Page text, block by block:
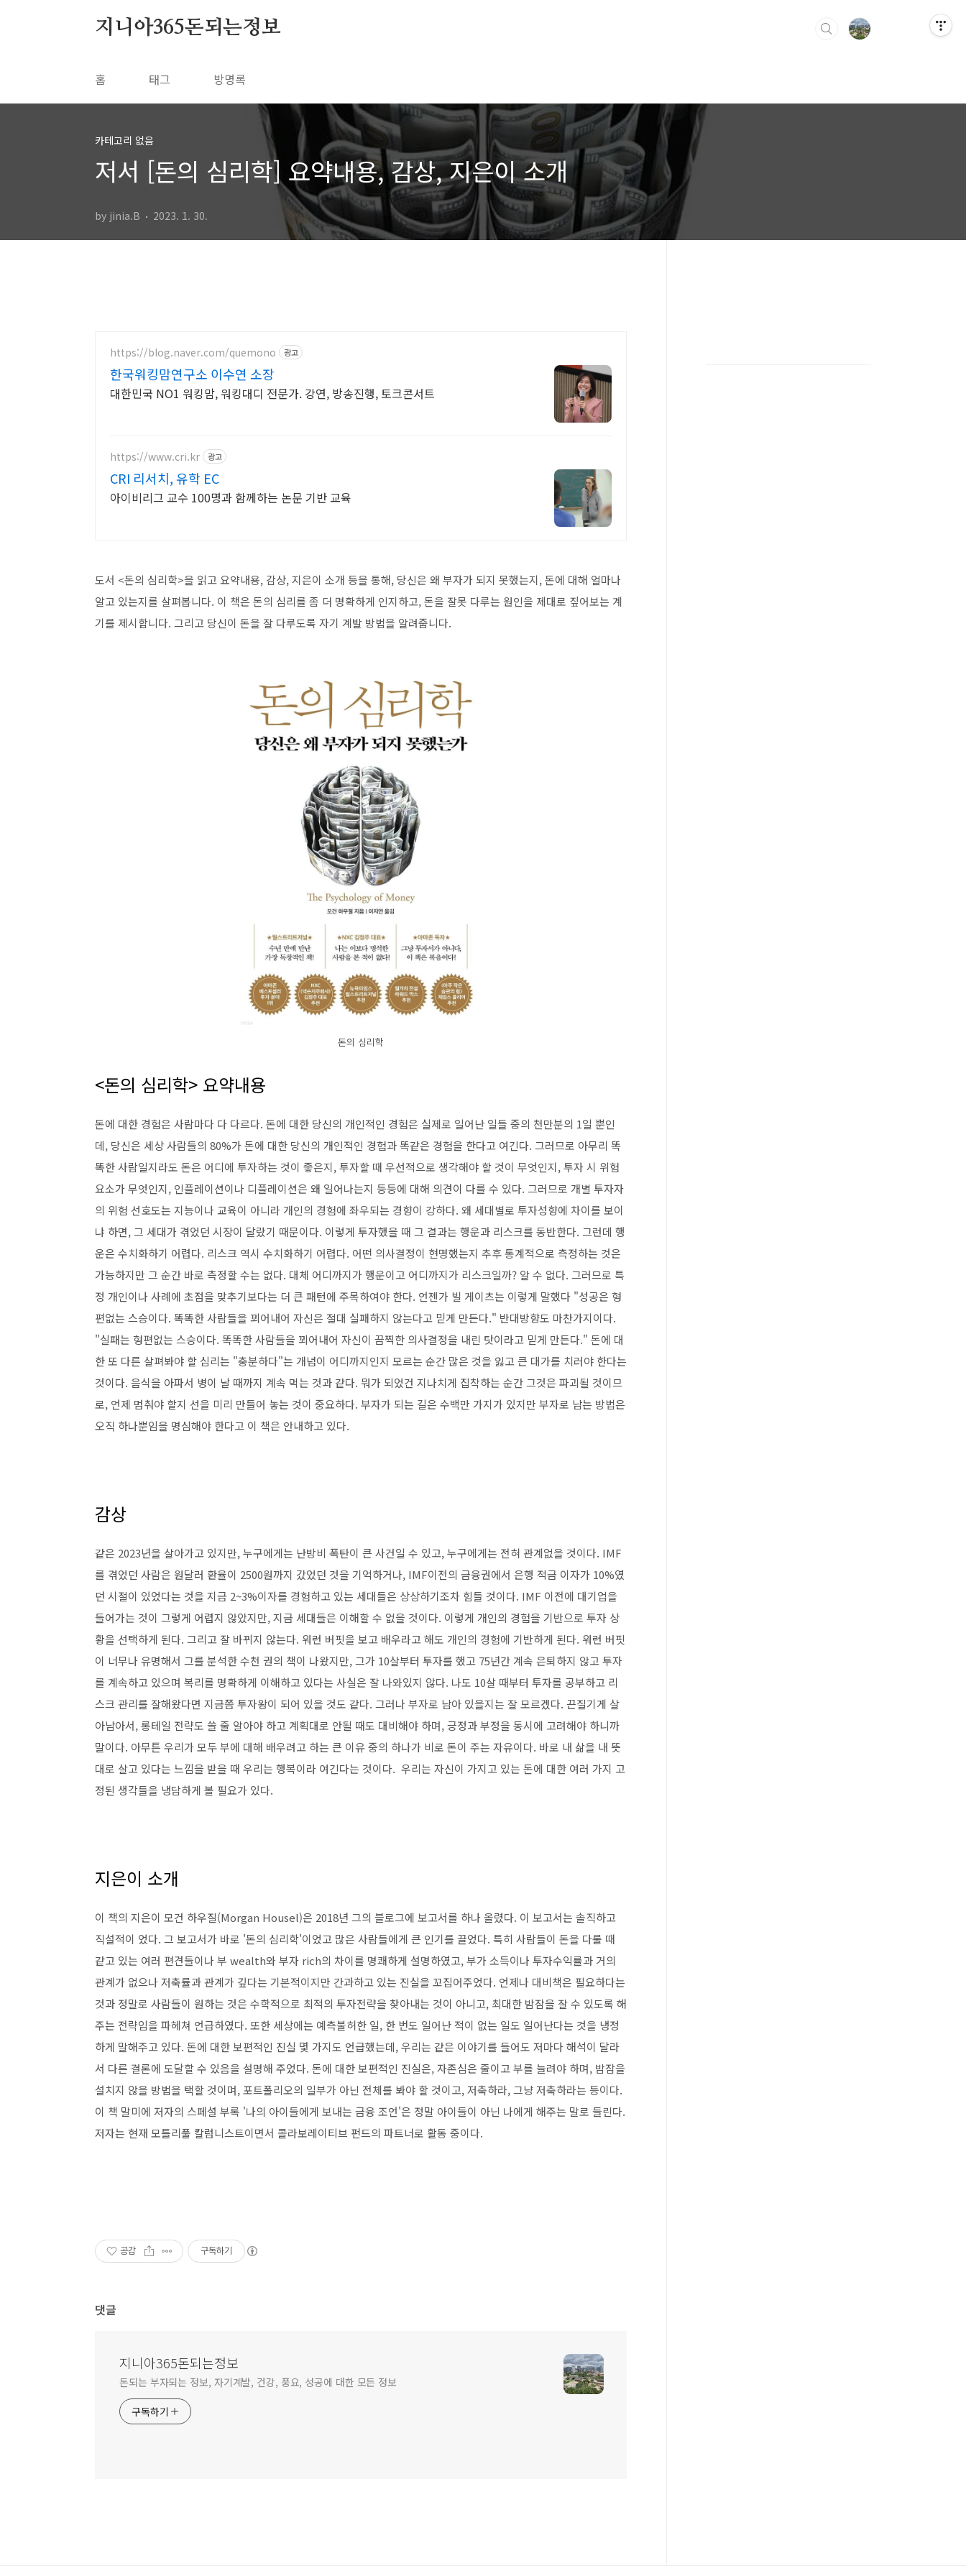
지니아365돈되는정보
홈 태그 방명록
카테고리 없음
저서 [돈의 심리학] 요약내용, 감상, 지은이 소개
by jinia.B 2023. 1. 30.
https://blog.naver.com/quemono 광고
한국워킹맘연구소 이수연 소장
대한민국 NO1 워킹맘, 워킹대디 전문가. 강연, 방송진행, 토크콘서트
https://www.cri.kr 광고
CRI 리서치, 유학 EC
아이비리그 교수 100명과 함께하는 논문 기반 교육
도서 <돈의 심리학>을 읽고 요약내용, 감상, 지은이 소개 등을 통해, 당신은 왜 부자가 되지 못했는지, 돈에 대해 얼마나
알고 있는지를 살펴봅니다. 이 책은 돈의 심리를 좀 더 명확하게 인지하고, 돈을 잘못 다루는 원인을 제대로 짚어보는 계
기를 제시합니다. 그리고 당신이 돈을 잘 다루도록 자기 계발 방법을 알려줍니다.
돈의 심리학
<돈의 심리학> 요약내용
돈에 대한 경험은 사람마다 다 다르다. 돈에 대한 당신의 개인적인 경험은 실제로 일어난 일들 중의 천만분의 1일 뿐인
데, 당신은 세상 사람들의 80%가 돈에 대한 당신의 개인적인 경험과 똑같은 경험을 한다고 여긴다. 그러므로 아무리 똑
똑한 사람일지라도 돈은 어디에 투자하는 것이 좋은지, 투자할 때 우선적으로 생각해야 할 것이 무엇인지, 투자 시 위험
요소가 무엇인지, 인플레이션이나 디플레이션은 왜 일어나는지 등등에 대해 의견이 다를 수 있다. 그러므로 개별 투자자
의 위험 선호도는 지능이나 교육이 아니라 개인의 경험에 좌우되는 경향이 강하다. 왜 세대별로 투자성향에 차이를 보이
냐 하면, 그 세대가 겪었던 시장이 달랐기 때문이다. 이렇게 투자했을 때 그 결과는 행운과 리스크를 동반한다. 그런데 행
운은 수치화하기 어렵다. 리스크 역시 수치화하기 어렵다. 어떤 의사결정이 현명했는지 추후 통계적으로 측정하는 것은
가능하지만 그 순간 바로 측정할 수는 없다. 대체 어디까지가 행운이고 어디까지가 리스크일까? 알 수 없다. 그러므로 특
정 개인이나 사례에 초점을 맞추기보다는 더 큰 패턴에 주목하여야 한다. 언젠가 빌 게이츠는 이렇게 말했다 "성공은 형
편없는 스승이다. 똑똑한 사람들을 꾀어내어 자신은 절대 실패하지 않는다고 믿게 만든다." 반대방향도 마찬가지이다.
"실패는 형편없는 스승이다. 똑똑한 사람들을 꾀어내어 자신이 끔찍한 의사결정을 내린 탓이라고 믿게 만든다." 돈에 대
한 또 다른 살펴봐야 할 심리는 "충분하다"는 개념이 어디까지인지 모르는 순간 많은 것을 잃고 큰 대가를 치러야 한다는
것이다. 음식을 아파서 병이 날 때까지 계속 먹는 것과 같다. 뭐가 되었건 지나치게 집착하는 순간 그것은 파괴될 것이므
로, 언제 멈춰야 할지 선을 미리 만들어 놓는 것이 중요하다. 부자가 되는 길은 수백만 가지가 있지만 부자로 남는 방법은
오직 하나뿐임을 명심해야 한다고 이 책은 안내하고 있다.
감상
같은 2023년을 살아가고 있지만, 누구에게는 난방비 폭탄이 큰 사건일 수 있고, 누구에게는 전혀 관계없을 것이다. IMF
를 겪었던 사람은 원달러 환율이 2500원까지 갔었던 것을 기억하거나, IMF이전의 금융권에서 은행 적금 이자가 10%였
던 시절이 있었다는 것을 지금 2~3%이자를 경험하고 있는 세대들은 상상하기조차 힘들 것이다. IMF 이전에 대기업을
들어가는 것이 그렇게 어렵지 않았지만, 지금 세대들은 이해할 수 없을 것이다. 이렇게 개인의 경험을 기반으로 투자 상
황을 선택하게 된다. 그리고 잘 바뀌지 않는다. 워런 버핏을 보고 배우라고 해도 개인의 경험에 기반하게 된다. 워런 버핏
이 너무나 유명해서 그를 분석한 수천 권의 책이 나왔지만, 그가 10살부터 투자를 했고 75년간 계속 은퇴하지 않고 투자
를 계속하고 있으며 복리를 명확하게 이해하고 있다는 사실은 잘 나와있지 않다. 나도 10살 때부터 투자를 공부하고 리
스크 관리를 잘해왔다면 지금쯤 투자왕이 되어 있을 것도 같다. 그러나 부자로 남아 있을지는 잘 모르겠다. 끈질기게 살
아남아서, 롱테일 전략도 쓸 줄 알아야 하고 계획대로 안될 때도 대비해야 하며, 긍정과 부정을 동시에 고려해야 하니까
말이다. 아무튼 우리가 모두 부에 대해 배우려고 하는 큰 이유 중의 하나가 비로 돈이 주는 자유이다. 바로 내 삶을 내 뜻
대로 살고 있다는 느낌을 받을 때 우리는 행복이라 여긴다는 것이다. 우리는 자신이 가지고 있는 돈에 대한 여러 가지 고
정된 생각들을 냉담하게 볼 필요가 있다.
지은이 소개
이 책의 지은이 모건 하우질(Morgan Housel)은 2018년 그의 블로그에 보고서를 하나 올렸다. 이 보고서는 솔직하고
직설적이 었다. 그 보고서가 바로 '돈의 심리학'이었고 많은 사람들에게 큰 인기를 끌었다. 특히 사람들이 돈을 다룰 때
같고 있는 여러 편견들이나 부 wealth와 부자 rich의 차이를 명쾌하게 설명하였고, 부가 소득이나 투자수익률과 거의
관계가 없으나 저축률과 관계가 깊다는 기본적이지만 간과하고 있는 진실을 꼬집어주었다. 언제나 대비책은 필요하다는
것과 정말로 사람들이 원하는 것은 수학적으로 최적의 투자전략을 찾아내는 것이 아니고, 최대한 밤잠을 잘 수 있도록 해
주는 전략임을 파헤쳐 언급하였다. 또한 세상에는 예측불허한 일, 한 번도 일어난 적이 없는 일도 일어난다는 것을 냉정
하게 말해주고 있다. 돈에 대한 보편적인 진실 몇 가지도 언급했는데, 우리는 같은 이야기를 들어도 저마다 해석이 달라
서 다른 결론에 도달할 수 있음을 설명해 주었다. 돈에 대한 보편적인 진실은, 자존심은 줄이고 부를 늘려야 하며, 밤잠을
설치지 않을 방법을 택할 것이며, 포트폴리오의 일부가 아닌 전체를 봐야 할 것이고, 저축하라, 그냥 저축하라는 등이다.
이 책 말미에 저자의 스페셜 부록 '나의 아이들에게 보내는 금융 조언'은 정말 아이들이 아닌 나에게 해주는 말로 들린다.
저자는 현재 모틀리풀 칼럼니스트이면서 콜라보레이티브 펀드의 파트너로 활동 중이다.
공감 구독하기
댓글
지니아365돈되는정보
돈되는 부자되는 정보, 자기계발, 건강, 풍요, 성공에 대한 모든 정보
구독하기